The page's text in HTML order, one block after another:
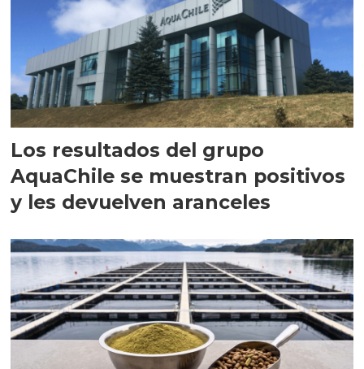
Los resultados del grupo
AquaChile se muestran positivos
y les devuelven aranceles